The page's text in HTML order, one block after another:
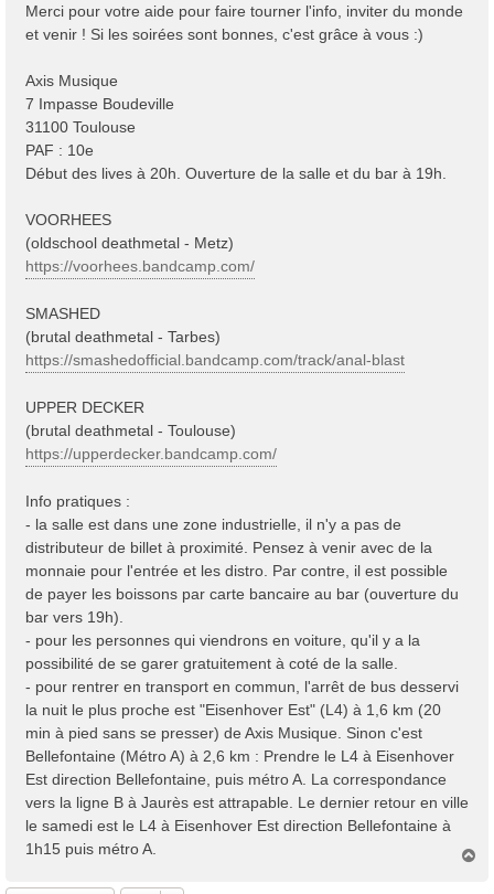
Merci pour votre aide pour faire tourner l'info, inviter du monde
et venir ! Si les soirées sont bonnes, c'est grâce à vous :)
Axis Musique
7 Impasse Boudeville
31100 Toulouse
PAF : 10e
Début des lives à 20h. Ouverture de la salle et du bar à 19h.
VOORHEES
(oldschool deathmetal - Metz)
https://voorhees.bandcamp.com/
SMASHED
(brutal deathmetal - Tarbes)
https://smashedofficial.bandcamp.com/track/anal-blast
UPPER DECKER
(brutal deathmetal - Toulouse)
https://upperdecker.bandcamp.com/
Info pratiques :
- la salle est dans une zone industrielle, il n'y a pas de
distributeur de billet à proximité. Pensez à venir avec de la
monnaie pour l'entrée et les distro. Par contre, il est possible
de payer les boissons par carte bancaire au bar (ouverture du
bar vers 19h).
- pour les personnes qui viendrons en voiture, qu'il y a la
possibilité de se garer gratuitement à coté de la salle.
- pour rentrer en transport en commun, l'arrêt de bus desservi
la nuit le plus proche est "Eisenhover Est" (L4) à 1,6 km (20
min à pied sans se presser) de Axis Musique. Sinon c'est
Bellefontaine (Métro A) à 2,6 km : Prendre le L4 à Eisenhover
Est direction Bellefontaine, puis métro A. La correspondance
vers la ligne B à Jaurès est attrapable. Le dernier retour en ville
le samedi est le L4 à Eisenhover Est direction Bellefontaine à
1h15 puis métro A.